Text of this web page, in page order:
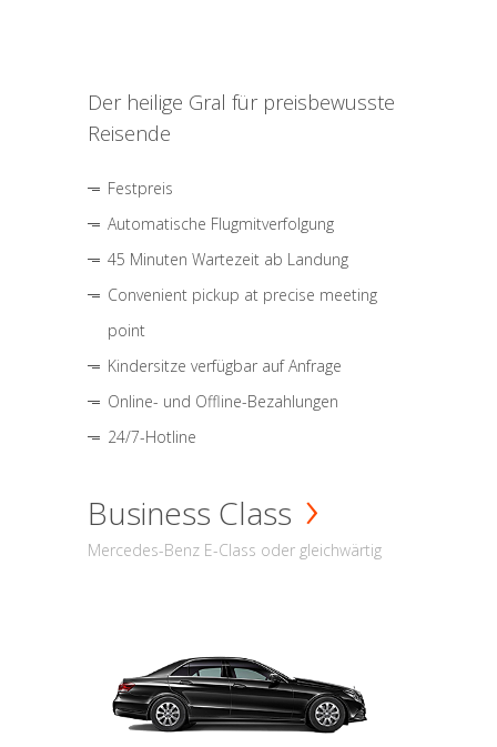
Der heilige Gral für preisbewusste
Reisende
Festpreis
Automatische Flugmitverfolgung
45 Minuten Wartezeit ab Landung
Convenient pickup at precise meeting
point
Kindersitze verfügbar auf Anfrage
Online- und Offline-Bezahlungen
24/7-Hotline
Business Class
Mercedes-Benz E-Class oder gleichwärtig